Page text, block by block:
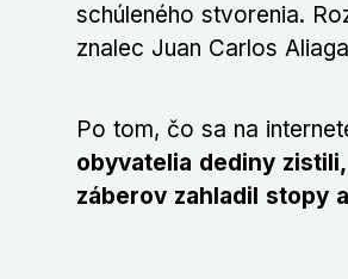
schúleného stvorenia.
znalec Juan Carlos
Po tom, čo sa na
obyvatelia dediny
záberov zahladil stopy